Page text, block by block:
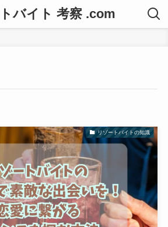
バイト 考察 .com
リゾートバイトの知識